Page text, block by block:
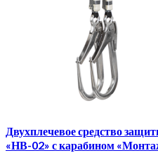
Двухплечевое средство
«НВ-02» с карабином